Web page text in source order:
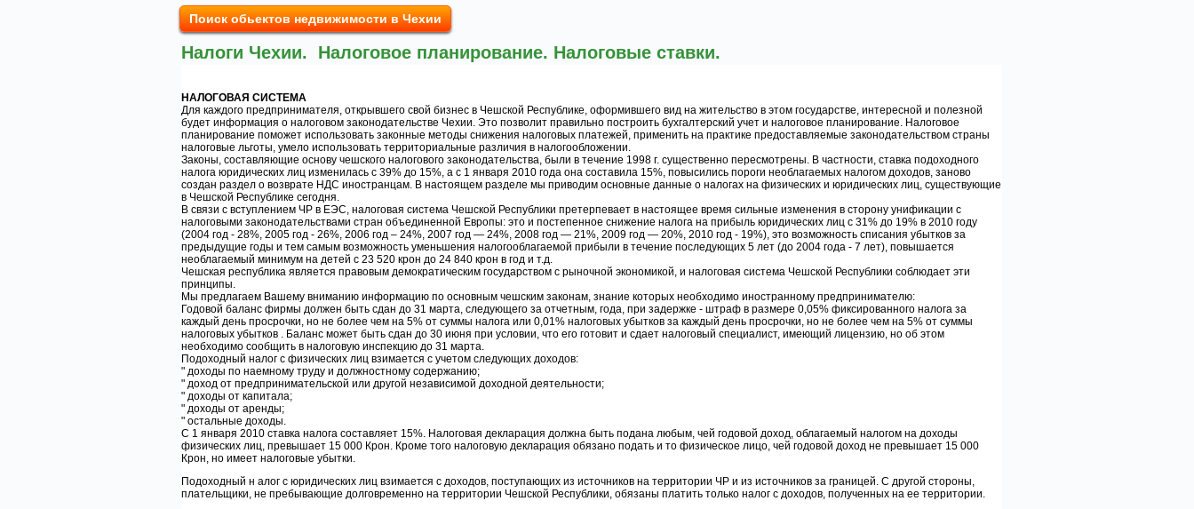
Поиск обьектов недвижимости в Чехии
Налоги Чехии. Налоговое планирование. Налоговые ставки.
НАЛОГОВАЯ СИСТЕМА
Для каждого предпринимателя, открывшего свой бизнес в Чешской Республике, оформившего вид на жительство в этом государстве, интересной и полезной
будет информация о налоговом законодательстве Чехии. Это позволит правильно построить бухгалтерский учет и налоговое планирование. Налоговое
планирование поможет использовать законные методы снижения налоговых платежей, применить на практике предоставляемые законодательством страны
налоговые льготы, умело использовать территориальные различия в налогообложении.
Законы, составляющие основу чешского налогового законодательства, были в течение 1998 г. существенно пересмотрены. В частности, ставка подоходного
налога юридических лиц изменилась с 39% до 15%, а с 1 января 2010 года она составила 15%, повысились пороги необлагаемых налогом доходов, заново
создан раздел о возврате НДС иностранцам. В настоящем разделе мы приводим основные данные о налогах на физических и юридических лиц, существующие
в Чешской Республике сегодня.
В связи с вступлением ЧР в ЕЭС, налоговая система Чешской Республики претерпевает в настоящее время сильные изменения в сторону унификации с
налоговыми законодательствами стран объединенной Европы: это и постепенное снижение налога на прибыль юридических лиц с 31% до 19% в 2010 году
(2004 год - 28%, 2005 год - 26%, 2006 год – 24%, 2007 год — 24%, 2008 год — 21%, 2009 год — 20%, 2010 год - 19%), это возможность списания убытков за
предыдущие годы и тем самым возможность уменьшения налогооблагаемой прибыли в течение последующих 5 лет (до 2004 года - 7 лет), повышается
необлагаемый минимум на детей с 23 520 крон до 24 840 крон в год и т.д.
Чешская республика является правовым демократическим государством с рыночной экономикой, и налоговая система Чешской Республики соблюдает эти
принципы.
Мы предлагаем Вашему вниманию информацию по основным чешским законам, знание которых необходимо иностранному предпринимателю:
Годовой баланс фирмы должен быть сдан до 31 марта, следующего за отчетным, года, при задержке - штраф в размере 0,05% фиксированного налога за
каждый день просрочки, но не более чем на 5% от суммы налога или 0,01% налоговых убытков за каждый день просрочки, но не более чем на 5% от суммы
налоговых убытков . Баланс может быть сдан до 30 июня при условии, что его готовит и сдает налоговый специалист, имеющий лицензию, но об этом
необходимо сообщить в налоговую инспекцию до 31 марта.
Подоходный налог с физических лиц взимается с учетом следующих доходов:
" доходы по наемному труду и должностному содержанию;
" доход от предпринимательской или другой независимой доходной деятельности;
" доходы от капитала;
" доходы от аренды;
" остальные доходы.
С 1 января 2010 ставка налога составляет 15%. Налоговая декларация должна быть подана любым, чей годовой доход, облагаемый налогом на доходы
физических лиц, превышает 15 000 Крон. Кроме того налоговую декларация обязано подать и то физическое лицо, чей годовой доход не превышает 15 000
Крон, но имеет налоговые убытки.
Подоходный н алог с юридических лиц взимается с доходов, поступающих из источников на территории ЧР и из источников за границей. С другой стороны,
плательщики, не пребывающие долговременно на территории Чешской Республики, обязаны платить только налог с доходов, полученных на ее территории.